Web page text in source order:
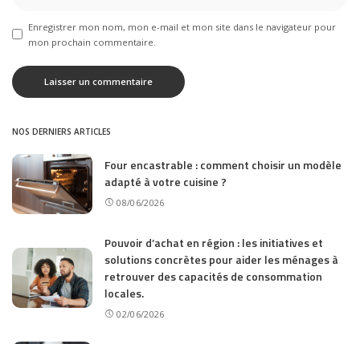
Enregistrer mon nom, mon e-mail et mon site dans le navigateur pour
mon prochain commentaire.
NOS DERNIERS ARTICLES
Four encastrable : comment choisir un modèle
adapté à votre cuisine ?
08/06/2026
Pouvoir d’achat en région : les initiatives et
solutions concrètes pour aider les ménages à
retrouver des capacités de consommation
locales.
02/06/2026